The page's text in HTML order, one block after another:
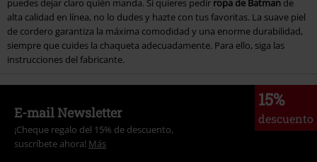
puedes dejar claro quién manda. Si quieres pedir ropa de Batman de
alta calidad en línea, no lo dudes y hazte con tus favoritas. La suave piel
de cordero garantiza la máxima comodidad y una enorme durabilidad,
siempre que cuides la chaqueta adecuadamente. Para ello, siga las
instrucciones del fabricante.
15%
descuento
E-mail Newsletter
¡Cheque regalo del 15% de descuento,
suscríbete ahora! Más